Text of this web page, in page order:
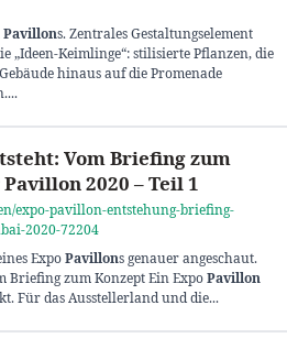
Pavillons. Zentrales Gestaltungselement
„Ideen-Keimlinge“: stilisierte Pflanzen, die
hinaus auf die Promenade
Vom Briefing zum
2020 – Teil 1
expo-pavillon-entstehung-briefing-
2020-72204
ExpoPavillons genauer angeschaut.
Briefing zum Konzept Ein ExpoPavillon
Für das Ausstellerland und die...